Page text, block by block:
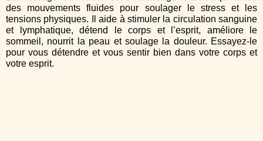
des mouvements fluides pour soulager le stress et les
tensions physiques. Il aide à stimuler la circulation sanguine
et lymphatique, détend le corps et l’esprit, améliore le
sommeil, nourrit la peau et soulage la douleur. Essayez-le
pour vous détendre et vous sentir bien dans votre corps et
votre esprit.